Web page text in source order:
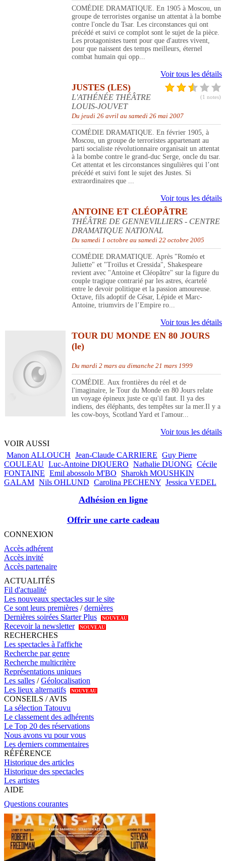
COMÉDIE DRAMATIQUE. En 1905 à Moscou, un
groupe de terroristes organise un attentat à la bombe
contre l'oncle du Tsar. Les circonstances qui ont
précédé et suivi ce complot sont le sujet de la pièce.
Les protagonistes tuent pour que d'autres vivent,
pour que naissent des temps meilleurs, éternel
combat humain qui opp...
Voir tous les détails
(1 notes)
JUSTES (LES)
L'ATHÉNÉE THÉÂTRE
LOUIS-JOUVET
Du jeudi 26 avril au samedi 26 mai 2007
COMÉDIE DRAMATIQUE. En février 1905, à
Moscou, un groupe de terroristes appartenant au
parti socialiste révolutionnaire organisait un attentat
à la bombe contre le grand-duc Serge, oncle du tsar.
Cet attentat et les circonstances singulières qui l’ont
précédé et suivi font le sujet des Justes. Si
extraordinaires que ...
Voir tous les détails
ANTOINE ET CLÉOPÂTRE
THÉÂTRE DE GENNEVILLIERS - CENTRE
DRAMATIQUE NATIONAL
Du samedi 1 octobre au samedi 22 octobre 2005
COMÉDIE DRAMATIQUE. Après "Roméo et
Juliette" et "Troïlus et Cressida", Shakespeare
revient avec "Antoine et Cléopâtre" sur la figure du
couple tragique contrarié par les astres, écartelé
entre le devoir politique et la passion amoureuse.
Octave, fils adoptif de César, Lépide et Marc-
Antoine, triumvirs de l’Empire ro...
Voir tous les détails
TOUR DU MONDE EN 80 JOURS
(le)
Du mardi 2 mars au dimanche 21 mars 1999
COMÉDIE. Aux frontières du réel et de
l'imaginaire, le Tour du Monde en 80 Jours relate
un voyage épineux juste ce qu'il faut. Il ya des
indiens, des éléphants, des tempêtes sur la mer.Il y a
les cow-boys, Scotland Yard et l'amour...
Voir tous les détails
VOIR AUSSI
Manon ALLOUCH Jean-Claude CARRIERE Guy Pierre
COULEAU Luc-Antoine DIQUERO Nathalie DUONG Cécile
FONTAINE Emil abossolo M'BO
Sharokh MOUSHKIN
GALAM Nils OHLUND Carolina PECHENY Jessica VEDEL
Adhésion en ligne
Offrir une carte cadeau
CONNEXION
Accès adhérent
Accès invité
Accès partenaire
ACTUALITÉS
Fil d'actualité
Les nouveaux spectacles sur le site
Ce sont leurs premières /dernières
Dernières soirées Starter Plus
NOUVEAU
Recevoir la newsletter NOUVEAU
RECHERCHES
Les spectacles à l'affiche
Recherche par genre
Recherche multicritère
Représentations uniques
Les salles /Géolocalisation
Les lieux alternatifs
NOUVEAU
CONSEILS / AVIS
La sélection Tatouvu
Le classement des adhérents
Le Top 20 des réservations
Nous avons vu pour vous
Les derniers commentaires
RÉFÉRENCE
Historique des articles
Historique des spectacles
Les artistes
AIDE
Questions courantes